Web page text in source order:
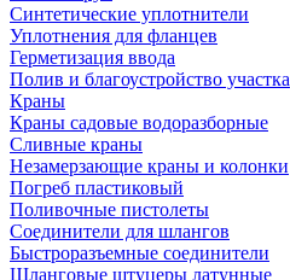
Синтетические уплотнители
Уплотнения для фланцев
Герметизация ввода
Полив и благоустройство участка
Краны
Краны садовые водоразборные
Сливные краны
Незамерзающие краны и колонки
Погреб пластиковый
Поливочные пистолеты
Соединители для шлангов
Быстроразъемные соединители
Шланговые штуцеры латунные